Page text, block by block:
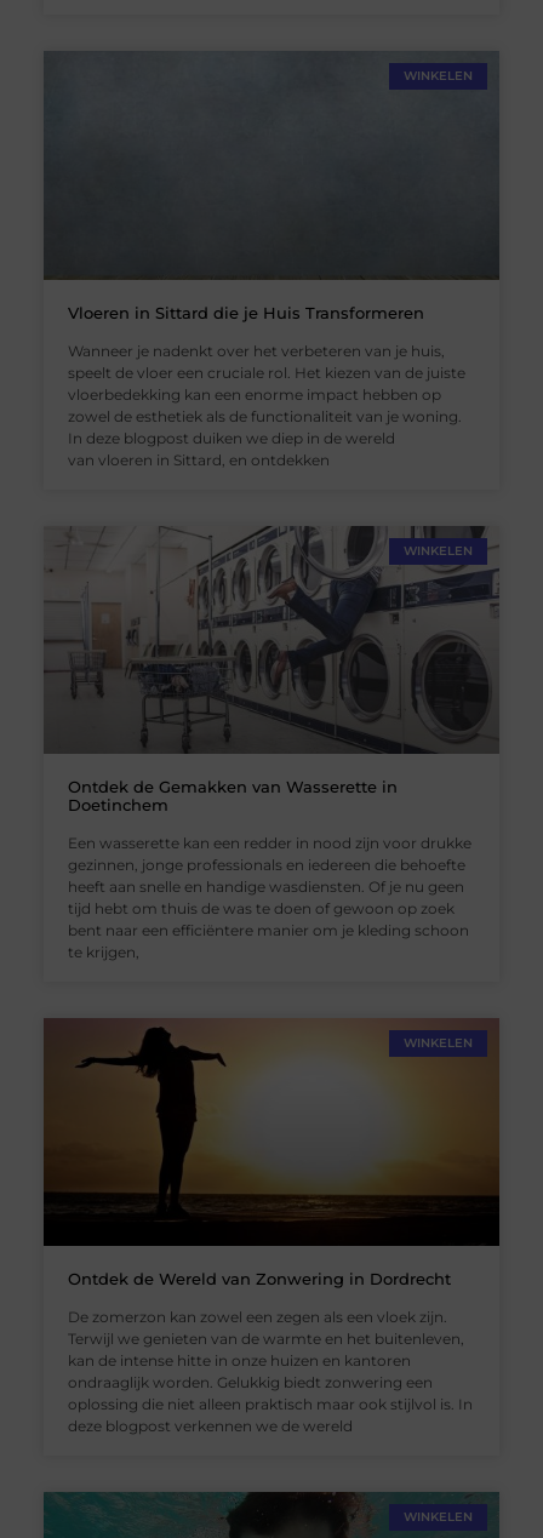
WINKELEN
Vloeren in Sittard die je Huis Transformeren
Wanneer je nadenkt over het verbeteren van je huis,
speelt de vloer een cruciale rol. Het kiezen van de juiste
vloerbedekking kan een enorme impact hebben op
zowel de esthetiek als de functionaliteit van je woning.
In deze blogpost duiken we diep in de wereld
van vloeren in Sittard, en ontdekken
WINKELEN
Ontdek de Gemakken van Wasserette in
Doetinchem
Een wasserette kan een redder in nood zijn voor drukke
gezinnen, jonge professionals en iedereen die behoefte
heeft aan snelle en handige wasdiensten. Of je nu geen
tijd hebt om thuis de was te doen of gewoon op zoek
bent naar een efficiëntere manier om je kleding schoon
te krijgen,
WINKELEN
Ontdek de Wereld van Zonwering in Dordrecht
De zomerzon kan zowel een zegen als een vloek zijn.
Terwijl we genieten van de warmte en het buitenleven,
kan de intense hitte in onze huizen en kantoren
ondraaglijk worden. Gelukkig biedt zonwering een
oplossing die niet alleen praktisch maar ook stijlvol is. In
deze blogpost verkennen we de wereld
WINKELEN